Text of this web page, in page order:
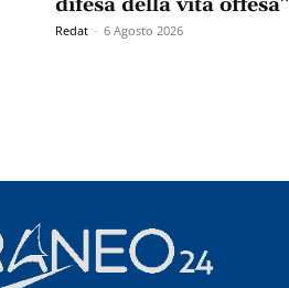
difesa della vita offesa”
Redat - 6 Agosto 2026